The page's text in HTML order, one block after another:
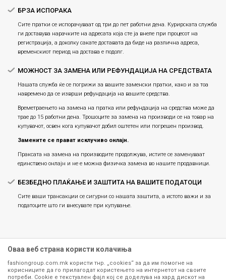
БРЗА ИСПОРАКА
Сите пратки се испорачуваат од три до пет работни дена. Курирската служба
ги доставува нарачките на адресата која сте ја внеле при процесот на
регистрација, а доколку сакате доставата да биде на различна адреса,
временскиот период на достава е подолг.
МОЖНОСТ ЗА ЗАМЕНА ИЛИ РЕФУНДАЦИЈА НА СРЕДСТВАТА
Нашата служба ќе се погрижи за вашите заменски пратки, како и за тоа
навремено да се изврши рефундација на вашите средства.
Времетраењето на замена на пратка или рефундацијa на средства може да
трае до 15 работни дена. Трошоците за замена на производи се на товар на
купувачот, освен кога купувачот добил оштетен или погрешен производ.
Замените се прават исклучиво онлајн.
Праксата на замена на производите продолжува, истите се заменуваат
единствено онлајн и не е можна физичка замена во нашите продавници.
БЕЗБЕДНО ПЛАЌАЊЕ И ЗАШТИТА НА ВАШИТЕ ПОДАТОЦИ
Сите ваши трансакции се сигурни со нашата заштита, а истото важи и за
податоците што ги внесувате при купување.
Оваа веб страна користи колачиња
fashiongroup.com.mk користи тнр. „cookies“ за да им помогне на
корисниците да го прилагодат користењето на интернетот на своите
потреби. Cookie е текстуален фајл кој се доделува на хард дискот на